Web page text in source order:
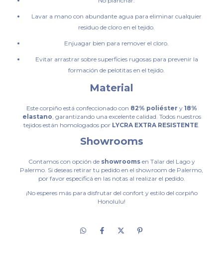
Lavar a mano con abundante agua para eliminar cualquier
residuo de cloro en el tejido.
Enjuagar bien para remover el cloro.
Evitar arrastrar sobre superficies rugosas para prevenir la
formación de pelotitas en el tejido.
Material
Este corpiño está confeccionado con 82% poliéster y 18%
elastano , garantizando una excelente calidad. Todos nuestros
tejidos están homologados por LYCRA EXTRA RESISTENTE
Showrooms
Contamos con opción de showroomsen Talar del Lago y
Palermo. Si deseas retirar tu pedido en el showroom de Palermo,
por favor especificá en las notas al realizar el pedido.
¡No esperes más para disfrutar del confort y estilo del corpiño
Honolulu!